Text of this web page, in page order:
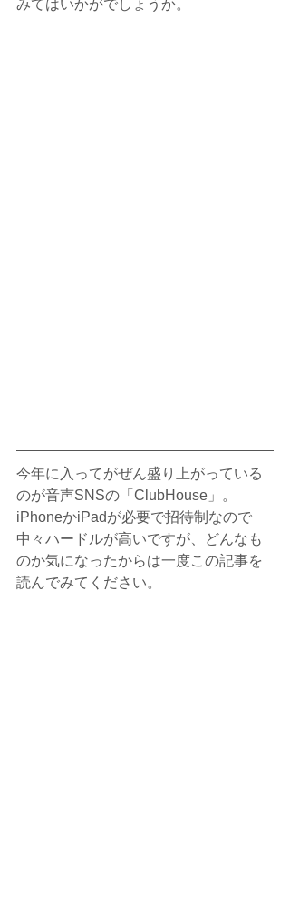
みてはいかがでしょうか。
今年に入ってがぜん盛り上がっている
のが音声SNSの「ClubHouse」。
iPhoneかiPadが必要で招待制なので
中々ハードルが高いですが、どんなも
のか気になったからは一度この記事を
読んでみてください。